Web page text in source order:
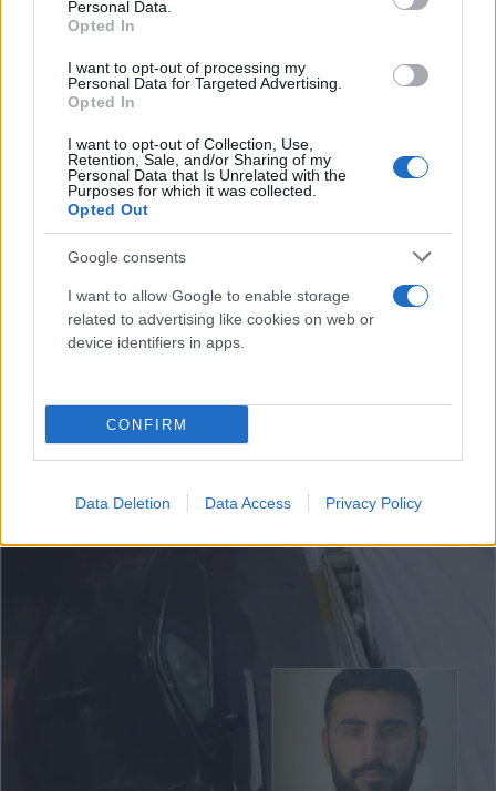
Personal Data.
Opted In
I want to opt-out of processing my
Personal Data for Targeted Advertising.
Opted In
I want to opt-out of Collection, Use,
Retention, Sale, and/or Sharing of my
Personal Data that Is Unrelated with the
Purposes for which it was collected.
Opted Out
Google consents
I want to allow Google to enable storage
related to advertising like cookies on web or
device identifiers in apps.
CONFIRM
Data Deletion Data Access Privacy Policy
σκότωσε τους παππούδες του πριν ανοίξει πυρ
στο σχολείο
07.08.2026
WSJ: Οι ΗΠΑ εξετάζουν το σενάριο περιορισμένης
ρωσικής επίθεσης για να «δοκιμάσει» ο Πούτιν
το ΝΑΤΟ